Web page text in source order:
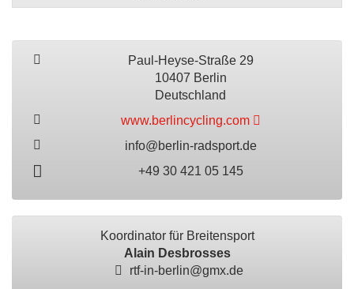
Paul-Heyse-Straße 29
10407 Berlin
Deutschland
www.berlincycling.com
info@berlin-radsport.de
+49 30 421 05 145
Koordinator für Breitensport
Alain Desbrosses
rtf-in-berlin@gmx.de